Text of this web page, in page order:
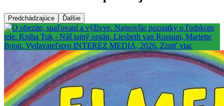
Predchádzajúce Ďalšie